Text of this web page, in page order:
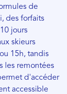
de
des forfaits
jours
skieurs
15h, tandis
les remontées
d'accéder
accessible